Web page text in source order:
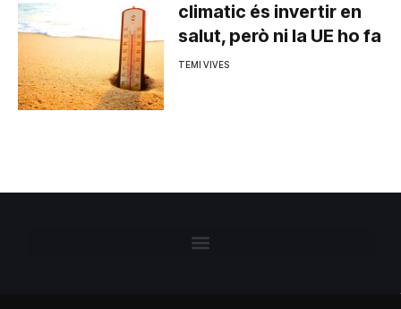
climatic és invertir en
salut, però ni la UE ho fa
TEMI VIVES